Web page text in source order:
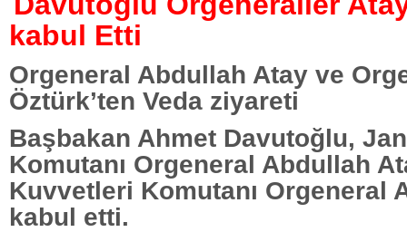
kabul Etti
Orgeneral Abdullah Atay ve
Öztürk’ten Veda ziyareti
Başbakan Ahmet Davutoğlu,
Komutanı Orgeneral Abdullah
Kuvvetleri Komutanı Orgeneral
kabul etti.